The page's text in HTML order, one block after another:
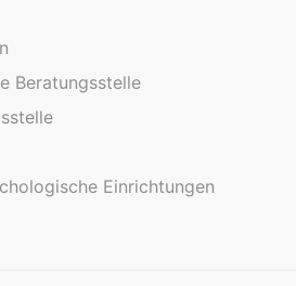
Beratungsstelle
Einrichtungen